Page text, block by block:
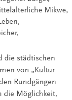
Mikwe,
die städtischen
von „Kultur
Rundgängen
die Möglichkeit,